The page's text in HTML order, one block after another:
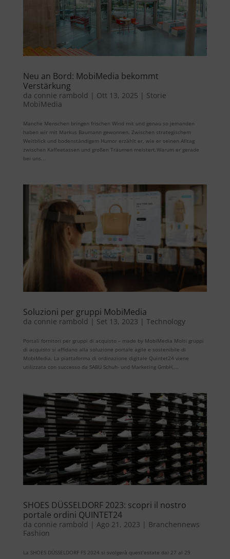
Neu an Bord: MobiMedia bekommt
Verstärkung
da connie rambold | Ott 13, 2025 | Storie
MobiMedia
Manche Menschen bringen frischen Wind mit und genau so jemanden
haben wir mit Markus Baumann gewonnen. Zwischen strategischem
Weitblick und bodenständigem Humor erzählt er, wie er seinen Alltag
zwischen Kaffeetassen und großen Träumen meistert.Warum er gerade
bei uns...
Soluzioni per gruppi MobiMedia
da connie rambold | Set 13, 2023 | Technology
Portali fornitori per gruppi di acquisto – made by MobiMedia Molti gruppi
di acquisto si affidano alla soluzione portale agile e sostenibile di
MobiMedia. La piattaforma di ordinazione digitale Quintet24 viene
utilizzata con successo da SABU Schuh- und Marketing GmbH,...
SHOES DÜSSELDORF 2023: scopri il nostro
portale ordini QUINTET24
da connie rambold | Ago 21, 2023 | Branchennews
Fashion
La SHOES DÜSSELDORF FS 2024 si svolgerà quest’estate dal 27 al 29